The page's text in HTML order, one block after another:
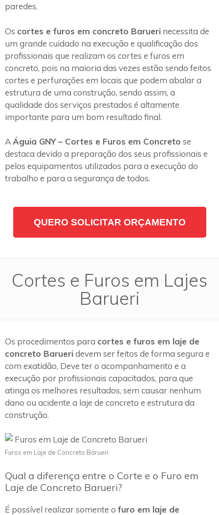
paredes.
Os cortes e furos em concreto Barueri necessita de
um grande cuidado na execução e qualificação dos
profissionais que realizam os cortes e furos em
concreto, pois na maioria das vezes estão sendo feitos
cortes e perfurações em locais que podem abalar a
estrutura de uma construção, sendo assim, a
qualidade dos serviços prestados é altamente
importante para um bom resultado final.
AÁguia GNY – Cortes e Furos em Concreto se
destaca devido a preparação dos seus profissionais e
pelos equipamentos utilizados para a execução do
trabalho e para a segurança de todos.
QUERO SOLICITAR ORÇAMENTO
Cortes e Furos em Lajes
Barueri
Os procedimentos para cortes e furos em laje de
concreto Barueri devem ser feitos de forma segura e
com exatidão, Deve ter o acompanhamento e a
execução por profissionais capacitados, para que
atinga os melhores resultados, sem causar nenhum
dano ou acidente a laje de concreto e estrutura da
construção.
Furos em Laje de Concreto Barueri
Qual a diferença entre o Corte e o Furo em
Laje de Concreto Barueri?
É possível realizar somente o furo em laje de